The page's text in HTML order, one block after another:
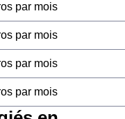
par mois
par mois
par mois
par mois